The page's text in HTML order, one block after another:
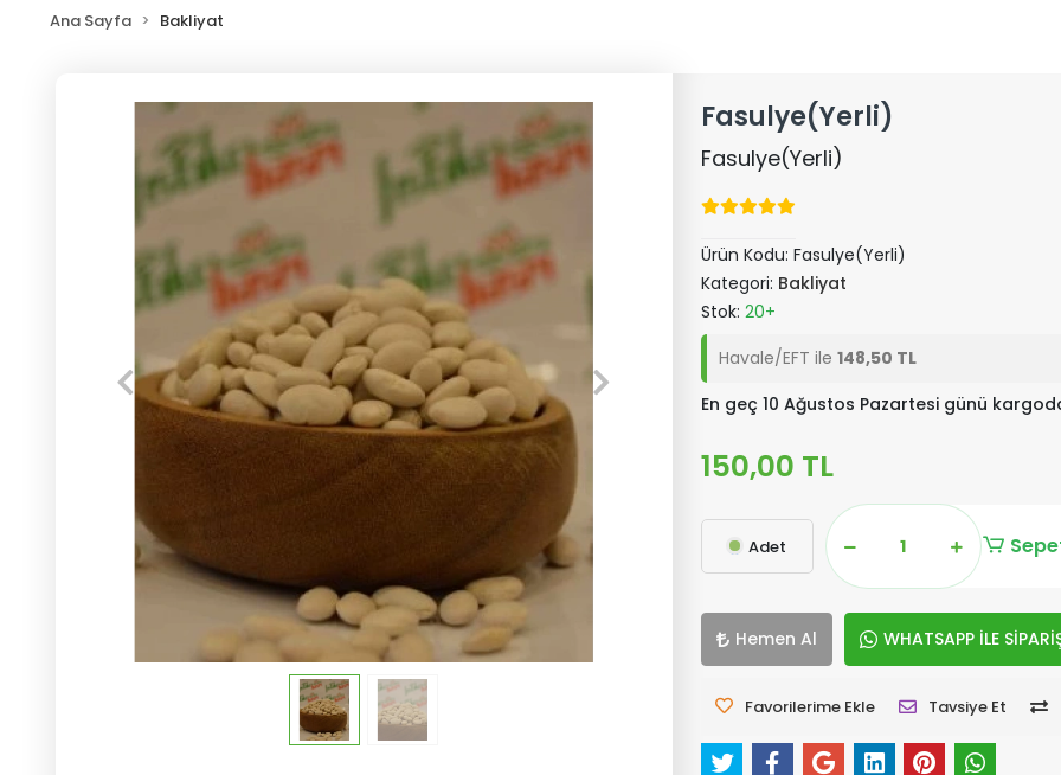
Ana Sayfa Bakliyat
Fasulye(Yerli)
Fasulye(Yerli)
Ürün Kodu: Fasulye(Yerli)
Kategori: Bakliyat
Stok: 20+
Havale/EFT ile 148,50 TL
En geç 10 Ağustos Pazartesi günü
150,00 TL
Adet
Hemen Al WHATSAPP İLE
Favorilerime Ekle Tavsiye Et